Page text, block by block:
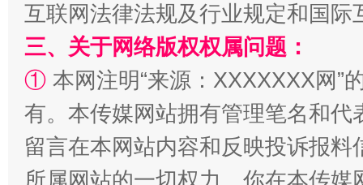
互联网法律法规及行业规定和国
三、关于网络版权权属问题：
① 本网注明“来源：XXXXXXX网”
有。本传媒网站拥有管理笔名和
留言在本网站内容和反映投诉报
所属网站的一切权力。你在本传